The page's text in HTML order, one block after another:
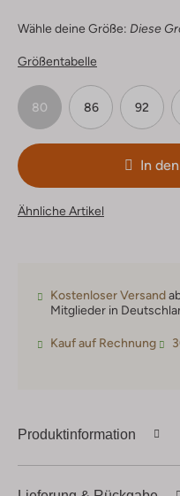
Wähle deine Größe: Diese
Größentabelle
80 86 92
In
Ähnliche Artikel
Kostenloser Versand
Mitglieder in
Kauf auf Rechnung
Produktinformation